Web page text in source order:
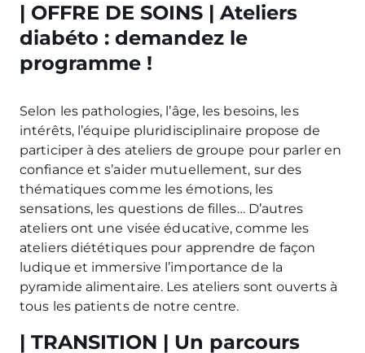
| OFFRE DE SOINS | Ateliers
diabéto : demandez le
programme !
Selon les pathologies, l’âge, les besoins, les
intérêts, l’équipe pluridisciplinaire propose de
participer à des ateliers de groupe pour parler en
confiance et s’aider mutuellement, sur des
thématiques comme les émotions, les
sensations, les questions de filles… D’autres
ateliers ont une visée éducative, comme les
ateliers diététiques pour apprendre de façon
ludique et immersive l’importance de la
pyramide alimentaire. Les ateliers sont ouverts à
tous les patients de notre centre.
| TRANSITION | Un parcours